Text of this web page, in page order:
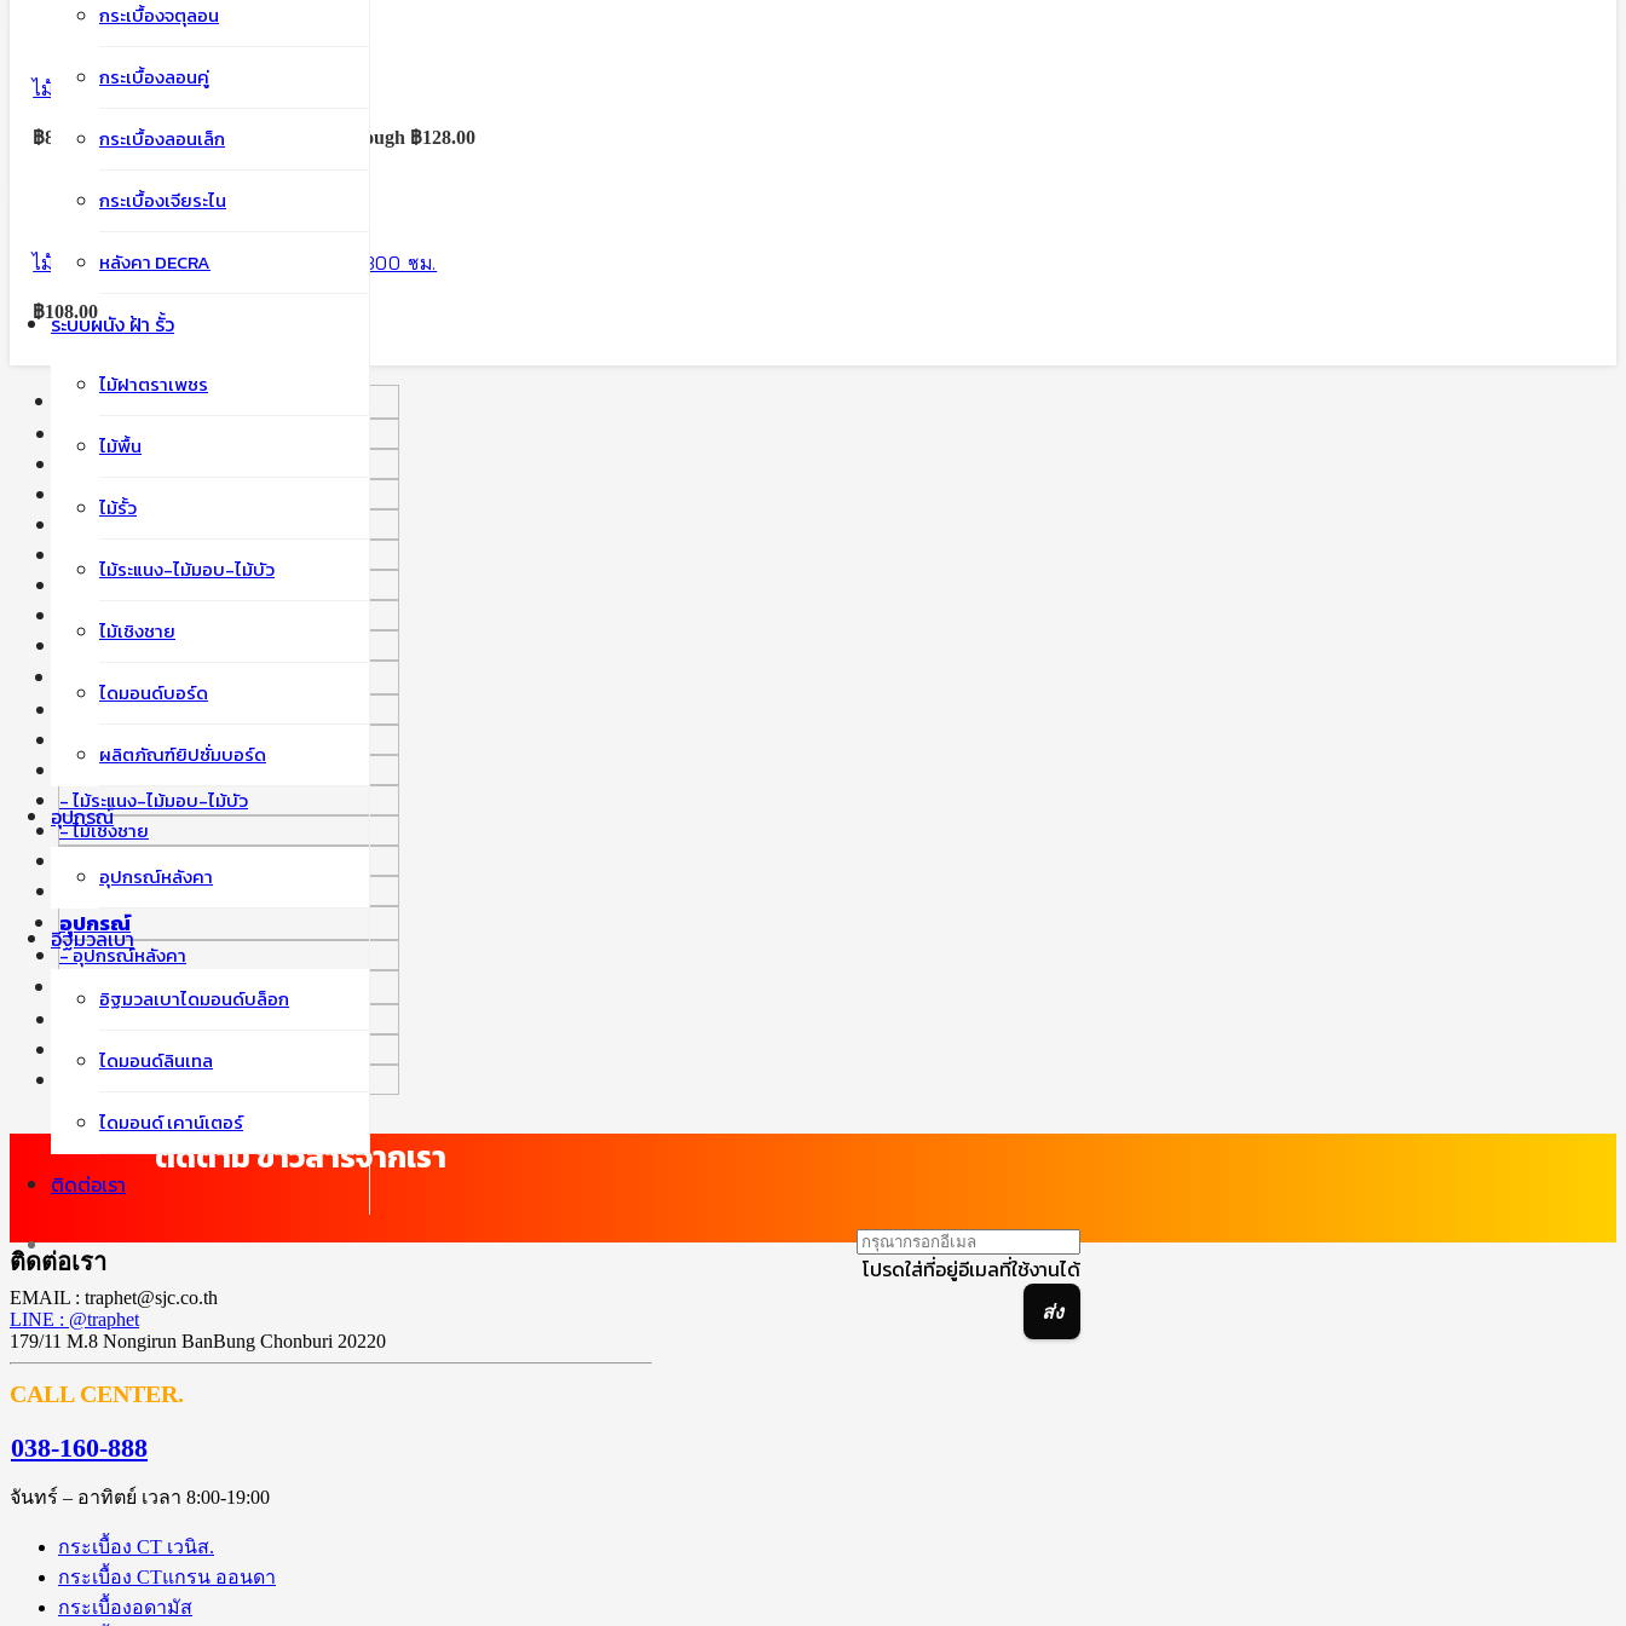
กระเบื้องจตุลอน
กระเบื้องลอนคู่
กระเบื้องลอนเล็ก
กระเบื้องเจียระไน
หลังคา DECRA
ระบบผนัง ฝ้า รั้ว
ไม้ฝาตราเพชร
ไม้พื้น
ไม้รั้ว
ไม้ระแนง-ไม้มอบ-ไม้บัว
ไม้เชิงชาย
ไดมอนด์บอร์ด
ผลิตภัณฑ์ยิปซั่มบอร์ด
อุปกรณ์
อุปกรณ์หลังคา
อิฐมวลเบา
อิฐมวลเบาไดมอนด์บล็อก
ไดมอนด์ลินเทล
ไดมอนด์ เคาน์เตอร์
ติดต่อเรา
ไม้ฝา ตราเพชร 4m. หน้า 8″
฿84.50 – ฿128.00Price range: ฿84.50 through ฿128.00
ไม้ฝาบังใบ ตราเพชร ผิวเสี้ยน 1.1X16.5X300 ซม.
฿108.00
ระบบหลังคา
กระเบื้อง CT เวนิส.
กระเบื้อง CTแกรน ออนดา
กระเบื้องอดามัส
กระเบื้องจตุลอน
กระเบื้องลอนคู่
กระเบื้องลอนเล็ก
หลังคา Decra
ระบบผนัง ฝ้า รั้ว
ไม้ฝาตราเพชร
ไม้รั้วเพชร
ไม้ระแนง-ไม้มอบ-ไม้บัว
ไม้เชิงชาย
ผลิตภัณฑ์ยิปซั่มบอร์ด
อุปกรณ์
อุปกรณ์หลังคา
อิฐมวลเบา
ไดมอนด์ลินเทล
ติดตาม ข่าวสารจากเรา
โปรดใส่ที่อยู่อีเมลที่ใช้งานได้
ส่ง
ติดต่อเรา
EMAIL : traphet@sjc.co.th
LINE : @traphet
179/11 M.8 Nongirun BanBung Chonburi 20220
CALL CENTER.
038-160-888
จันทร์ – อาทิตย์ เวลา 8:00-19:00
กระเบื้อง CT เวนิส.
กระเบื้อง CTแกรน ออนดา
กระเบื้องอดามัส